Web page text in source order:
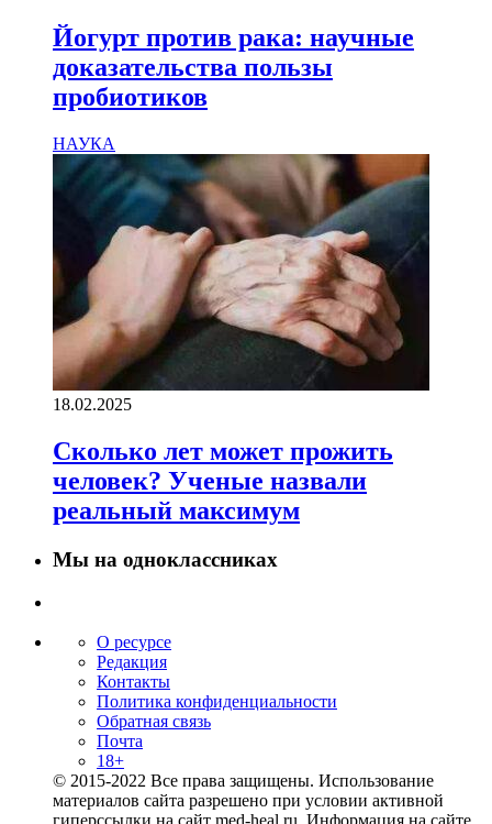
Йогурт против рака: научные
доказательства пользы
пробиотиков
НАУКА
18.02.2025
Сколько лет может прожить
человек? Ученые назвали
реальный максимум
Мы на одноклассниках
О ресурсе
Редакция
Контакты
Политика конфиденциальности
Обратная связь
Почта
18+
© 2015-2022 Все права защищены. Использование
материалов сайта разрешено при условии активной